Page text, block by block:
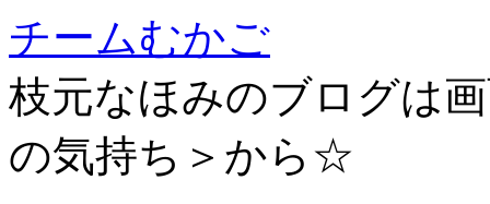
チームむかご
枝元なほみのブログは
の気持ち＞から☆